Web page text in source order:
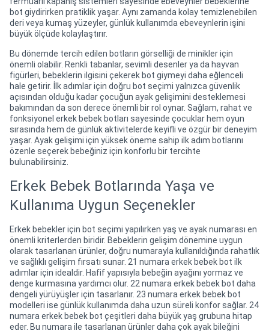
bot giydirirken pratiklik yaşar. Aynı zamanda kolay temizlenebilen
deri veya kumaş yüzeyler, günlük kullanımda ebeveynlerin işini
büyük ölçüde kolaylaştırır.
Bu dönemde tercih edilen botların görselliği de minikler için
önemli olabilir. Renkli tabanlar, sevimli desenler ya da hayvan
figürleri, bebeklerin ilgisini çekerek bot giymeyi daha eğlenceli
hale getirir. İlk adımlar için doğru bot seçimi yalnızca güvenlik
açısından olduğu kadar çocuğun ayak gelişimini desteklemesi
bakımından da son derece önemli bir rol oynar. Sağlam, rahat ve
fonksiyonel erkek bebek botları sayesinde çocuklar hem oyun
sırasında hem de günlük aktivitelerde keyifli ve özgür bir deneyim
yaşar. Ayak gelişimi için yüksek öneme sahip ilk adım botlarını
özenle seçerek bebeğiniz için konforlu bir tercihte
bulunabilirsiniz.
Erkek Bebek Botlarında Yaşa ve
Kullanıma Uygun Seçenekler
Erkek bebekler için bot seçimi yapılırken yaş ve ayak numarası en
önemli kriterlerden biridir. Bebeklerin gelişim dönemine uygun
olarak tasarlanan ürünler, doğru numarayla kullanıldığında rahatlık
ve sağlıklı gelişim fırsatı sunar. 21 numara erkek bebek bot ilk
adımlar için idealdir. Hafif yapısıyla bebeğin ayağını yormaz ve
denge kurmasına yardımcı olur. 22 numara erkek bebek bot daha
dengeli yürüyüşler için tasarlanır. 23 numara erkek bebek bot
modelleri ise günlük kullanımda daha uzun süreli konfor sağlar. 24
numara erkek bebek bot çeşitleri daha büyük yaş grubuna hitap
eder. Bu numara ile tasarlanan ürünler daha çok ayak bileğini